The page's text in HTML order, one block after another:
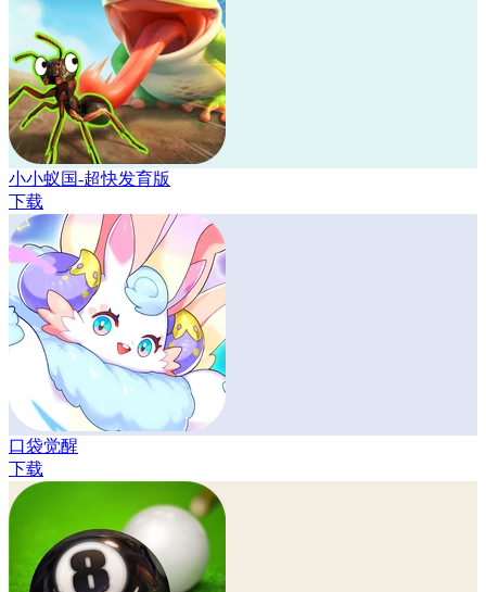
小小蚁国-超快发育版
下载
口袋觉醒
下载